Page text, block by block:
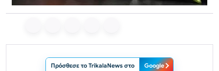
Πρόσθεσε το TrikalaNews στο Google